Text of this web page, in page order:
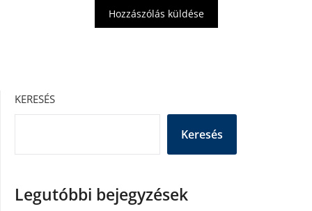
KERESÉS
Keresés
Legutóbbi bejegyzések